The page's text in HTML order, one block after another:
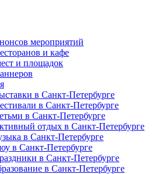
мероприятий
и кафе
и площадок
в Санкт-Петербурге
в Санкт-Петербурге
в Санкт-Петербурге
отдых в Санкт-Петербурге
в Санкт-Петербурге
в Санкт-Петербурге
в Санкт-Петербурге
в Санкт-Петербурге